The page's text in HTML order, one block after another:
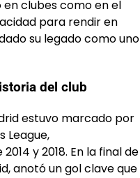
clubes como en el
para rendir en
su legado como uno
del club
estuvo marcado por
League,
y 2018. En la final de
anotó un gol clave que